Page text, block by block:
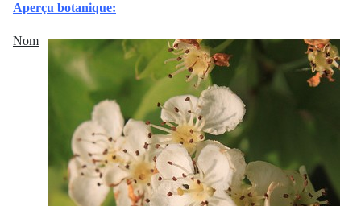
Aperçu botanique:
Nom